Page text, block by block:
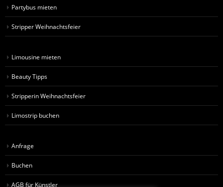
Partybus mieten
Stripper Weihnachtsfeier
Limousine mieten
Beauty Tipps
Stripperin Weihnachtsfeier
Limostrip buchen
Anfrage
Buchen
AGB für Künstler